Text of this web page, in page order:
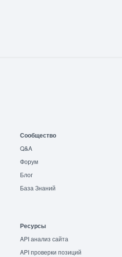
Сообщество
Q&A
Форум
Блог
База Знаний
Ресурсы
API анализ сайта
API проверки позиций